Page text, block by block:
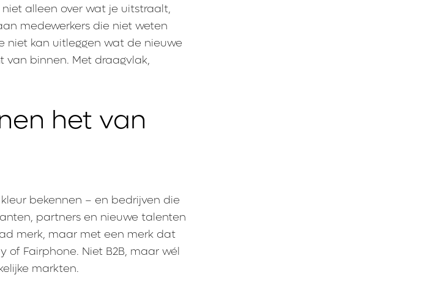
alleen over wat je uitstraalt,
medewerkers die niet weten
niet kan uitleggen wat de nieuwe
van binnen. Met draagvlak,
het van
bekennen – en bedrijven die
partners en nieuwe talenten
merk, maar met een merk dat
of Fairphone. Niet B2B, maar wél
markten.